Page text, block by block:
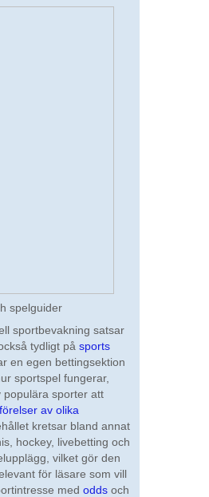
spelguider
sportbevakning satsar
tydligt på sports
en egen bettingsektion
sportspel fungerar,
sporter att
av olika
kretsar bland annat
hockey, livebetting och
vilket gör den
för läsare som vill
med oddsoch